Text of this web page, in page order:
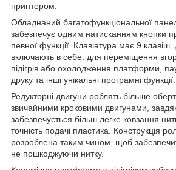
принтером.
Обладнаний багатофункціональної
забезпечує одним натисканням кнопки
певної функції. Клавіатура має 9 клавіш.
включають в себе: для переміщення
підігрів або охолодження платформи,
друку та інші унікальні програмні функції.
Редукторні двигуни роблять більше
звичайними кроковими двигунами,
забезпечується більш легке ковзання
точність подачі пластика. Конструкція
розроблена таким чином, щоб
не пошкоджуючи нитку.